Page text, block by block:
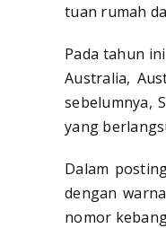
tuan rumah
Pada tahun
Australia,
sebelumnya,
yang
Dalam
dengan
nomor